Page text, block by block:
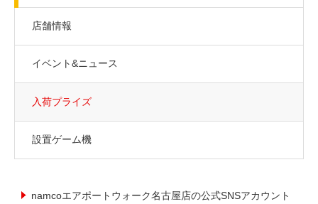
店舗情報
イベント&ニュース
入荷プライズ
設置ゲーム機
namcoエアポートウォーク名古屋店の公式SNSアカウント